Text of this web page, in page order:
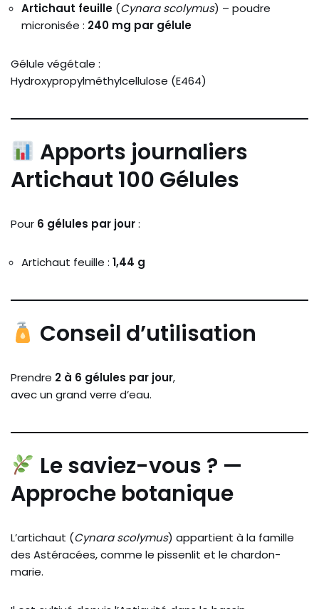
Artichaut feuille (Cynara scolymus) – poudre
micronisée : 240 mg par gélule
Gélule végétale :
Hydroxypropylméthylcellulose (E464)
Apports journaliers
Artichaut 100 Gélules
Pour 6 gélules par jour:
Artichaut feuille : 1,44 g
Conseil d’utilisation
Prendre 2 à 6 gélules par jour,
avec un grand verre d’eau.
Le saviez-vous ? —
Approche botanique
L’artichaut (Cynara scolymus) appartient à la famille
des Astéracées, comme le pissenlit et le chardon-
marie.